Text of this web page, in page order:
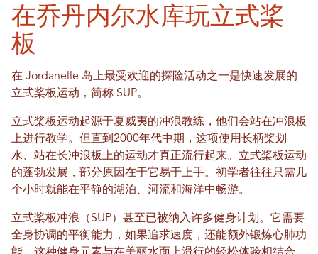
在乔丹内尔水库玩立式桨
板
在 Jordanelle 岛上最受欢迎的探险活动之一是快速发展的
立式桨板运动，简称 SUP。
立式桨板运动起源于夏威夷的冲浪教练，他们会站在冲浪板
上进行教学。但直到2000年代中期，这项使用长柄桨划
水、站在长冲浪板上的运动才真正流行起来。立式桨板运动
的蓬勃发展，部分原因在于它易于上手。初学者往往只需几
个小时就能在平静的湖泊、河流和海洋中畅游。
立式桨板冲浪（SUP）甚至已被纳入许多健身计划。它需要
全身协调的平衡能力，如果追求速度，还能额外锻炼心肺功